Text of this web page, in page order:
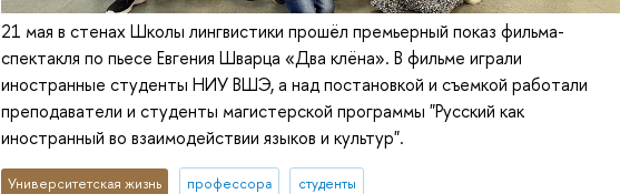
21 мая в стенах Школы лингвистики прошёл премьерный показ фильма-
спектакля по пьесе Евгения Шварца «Два клёна». В фильме играли
иностранные студенты НИУ ВШЭ, а над постановкой и съемкой работали
преподаватели и студенты магистерской программы "Русский как
иностранный во взаимодействии языков и культур".
Университетская жизнь профессора студенты